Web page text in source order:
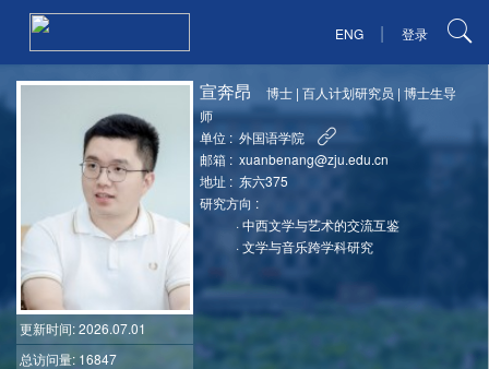
ENG | 登录
更新时间: 2026.07.01
总访问量: 16847
宣奔昂 博士 |百人计划研究员 |博士生导
师
单位 : 外国语学院
邮箱 : xuanbenang@zju.edu.cn
地址 : 东六375
研究方向 :
·中西文学与艺术的交流互鉴
·文学与音乐跨学科研究